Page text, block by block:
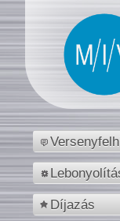
Díjazás